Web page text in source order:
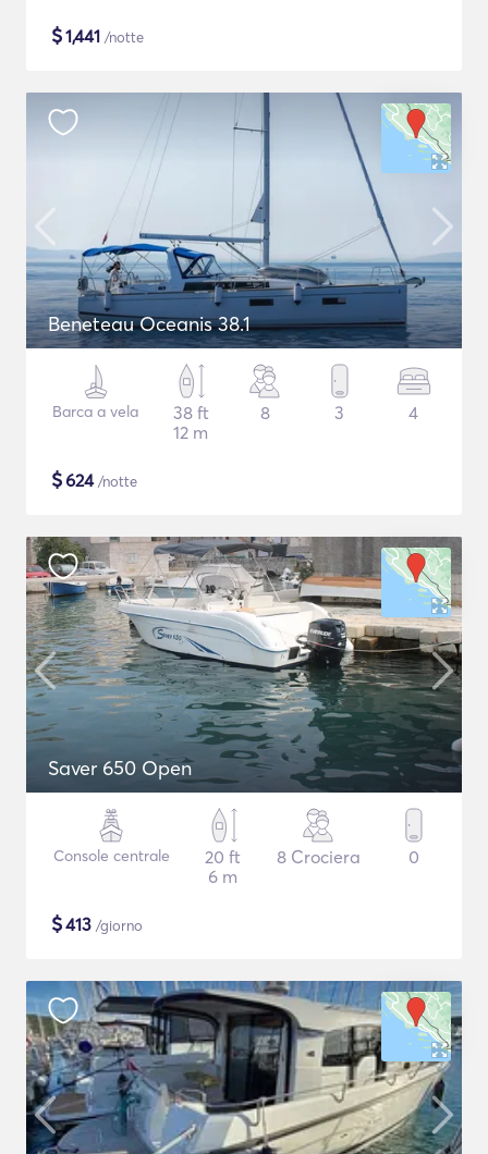
$1,441 /notte
Beneteau Oceanis 38.1
Barca a vela
38 ft
12 m
8 3 4
$624/notte
Saver 650 Open
Console centrale
20 ft
6 m
8 Crociera 0
$413 /giorno